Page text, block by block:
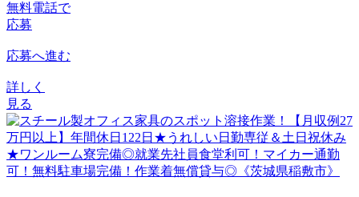
無料電話で
応募
応募へ進む
詳しく
見る